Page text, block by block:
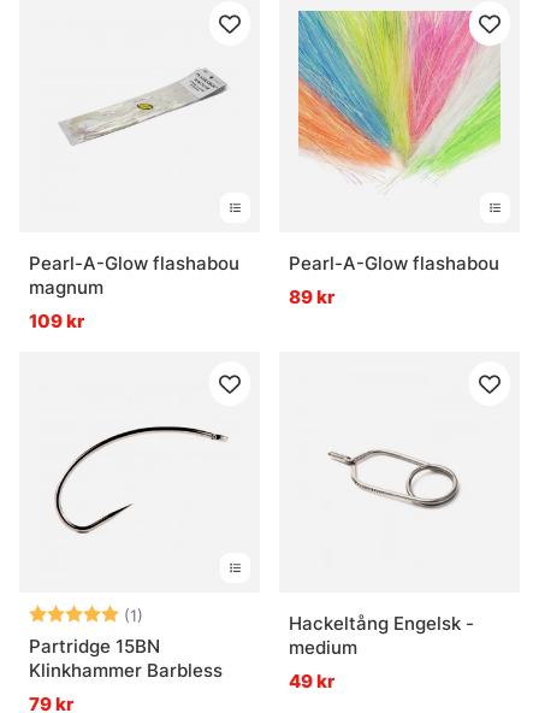
Pearl-A-Glow flashabou
magnum
109 kr
Pearl-A-Glow flashabou
89 kr
Betyg: (1)
5.0 utav 5 stjärnor
Partridge 15BN
Klinkhammer Barbless
79 kr
Hackeltång Engelsk -
medium
49 kr